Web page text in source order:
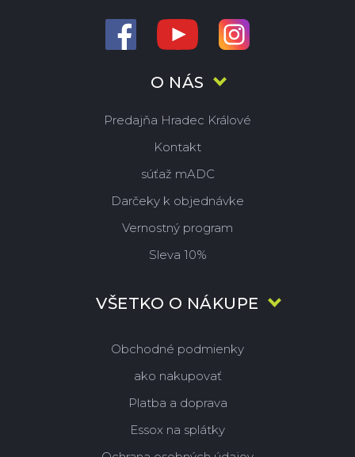
O NÁS
Predajňa Hradec Králové
Kontakt
súťaž mADC
Darčeky k objednávke
Vernostný program
Sleva 10%
VŠETKO O NÁKUPE
Obchodné podmienky
ako nakupovať
Platba a doprava
Essox na splátky